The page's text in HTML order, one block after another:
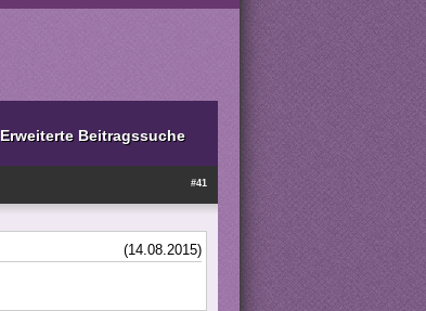
Erweiterte Beitragssuche
#41
(14.08.2015)